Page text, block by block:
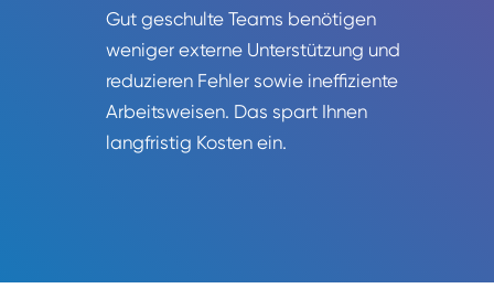
Gut geschulte Teams benötigen
weniger externe Unterstützung und
reduzieren Fehler sowie ineffiziente
Arbeitsweisen. Das spart Ihnen
langfristig Kosten ein.